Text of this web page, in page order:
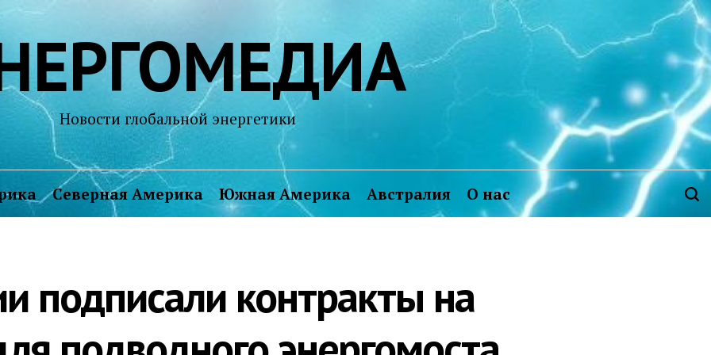
Новости глобальной энергетики
Северная Америка Южная Америка Австралия О нас
подписали контракты на